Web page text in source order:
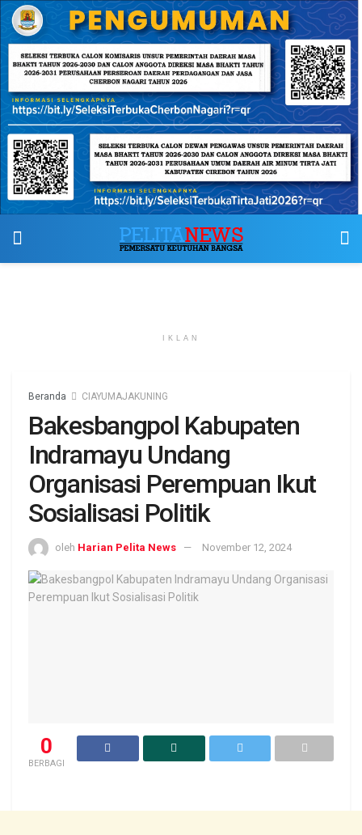
IKLAN
Beranda CIAYUMAJAKUNING
Bakesbangpol Kabupaten
Indramayu Undang
Organisasi Perempuan Ikut
Sosialisasi Politik
oleh Harian Pelita News November 12, 2024
0
BERBAGI